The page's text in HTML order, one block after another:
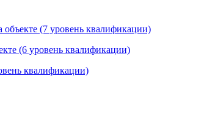
(7 уровень квалификации)
(6 уровень квалификации)
квалификации)